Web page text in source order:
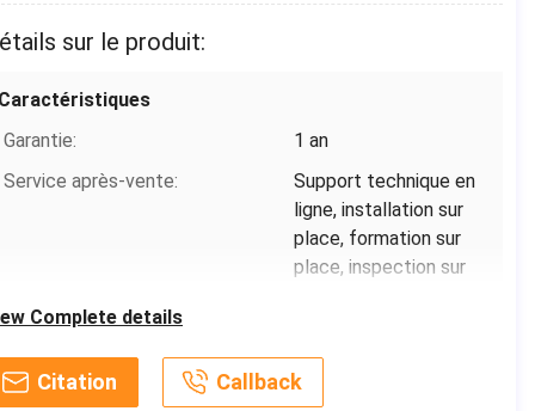
Complete details
sur le produit:
Caractéristiques
Garantie:
1 an
Service après-vente:
Support technique en
ligne, installation sur
place, formation sur
place, inspection sur
conception du modèle
3D, solution totale
Citation Callback